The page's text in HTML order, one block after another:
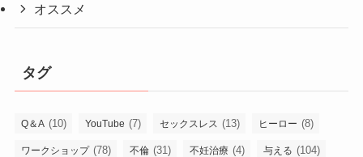
オススメ
タグ
Q＆A (10) YouTube (7) セックスレス (13) ヒーロー (8)
ワークショップ(78) 不倫 (31) 不妊治療 (4) 与える (104)